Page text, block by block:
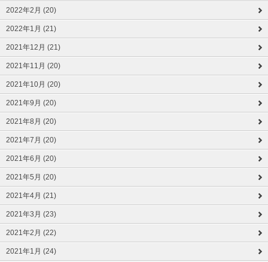
2022年2月 (20)
2022年1月 (21)
2021年12月 (21)
2021年11月 (20)
2021年10月 (20)
2021年9月 (20)
2021年8月 (20)
2021年7月 (20)
2021年6月 (20)
2021年5月 (20)
2021年4月 (21)
2021年3月 (23)
2021年2月 (22)
2021年1月 (24)